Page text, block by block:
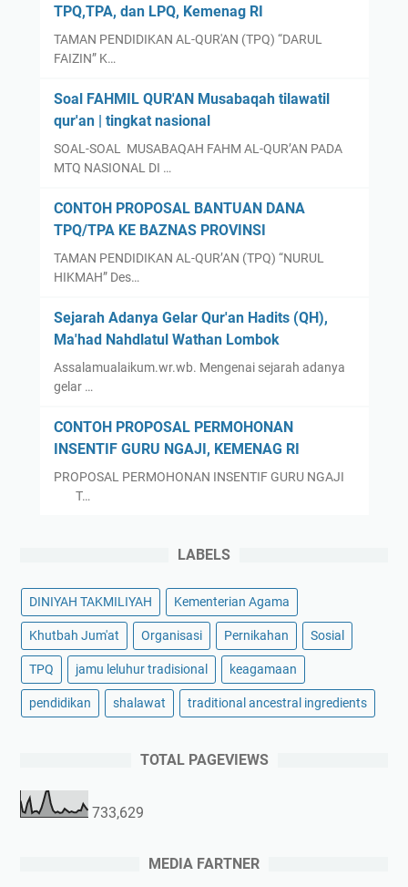
TPQ,TPA, dan LPQ, Kemenag RI
TAMAN PENDIDIKAN AL-QUR'AN (TPQ) “DARUL
FAIZIN” K…
Soal FAHMIL QUR'AN Musabaqah tilawatil
qur'an | tingkat nasional
SOAL-SOAL MUSABAQAH FAHM AL-QUR’AN PADA
MTQ NASIONAL DI …
CONTOH PROPOSAL BANTUAN DANA
TPQ/TPA KE BAZNAS PROVINSI
TAMAN PENDIDIKAN AL-QUR’AN (TPQ) “NURUL
HIKMAH” Des…
Sejarah Adanya Gelar Qur'an Hadits (QH),
Ma'had Nahdlatul Wathan Lombok
Assalamualaikum.wr.wb. Mengenai sejarah adanya
gelar …
CONTOH PROPOSAL PERMOHONAN
INSENTIF GURU NGAJI, KEMENAG RI
PROPOSAL PERMOHONAN INSENTIF GURU NGAJI
T…
LABELS
DINIYAH TAKMILIYAH Kementerian Agama
Khutbah Jum'at Organisasi Pernikahan Sosial
TPQ jamu leluhur tradisional keagamaan
pendidikan shalawat traditional ancestral ingredients
TOTAL PAGEVIEWS
733,629
MEDIA FARTNER